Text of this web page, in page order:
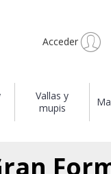
Acceder
Vallas y
mupis